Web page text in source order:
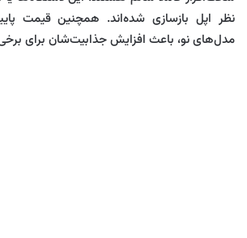
نظر اپل بازسازی شده‌اند. همچنین قیمت
مدل‌های نو، باعث افزایش جذابیت‌شان برای